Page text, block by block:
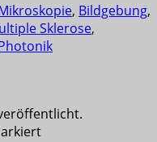
, Bildgebung,
Sklerose,